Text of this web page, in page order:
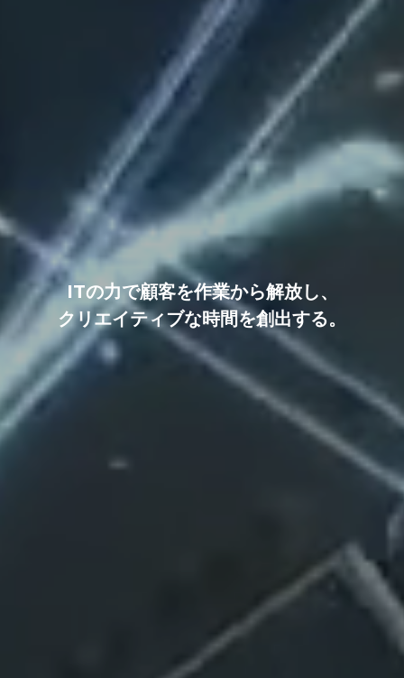
ITの力で顧客を作業から解放し、
クリエイティブな時間を創出する。